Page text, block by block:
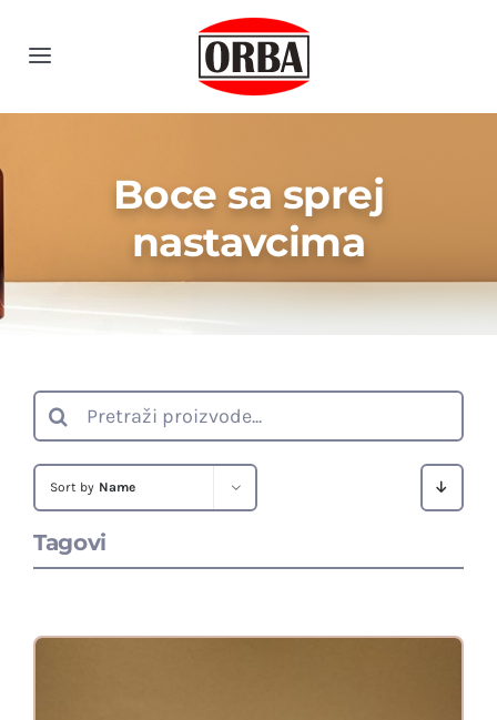
Toggle
Početna
ProizvodiBoce sa sprej
nastavcima
Search
for:
Sort by Name
Tagovi